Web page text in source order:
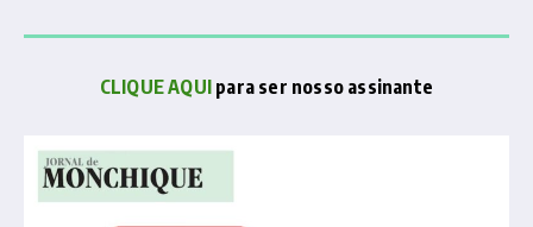
CLIQUE AQUI para ser nosso assinante